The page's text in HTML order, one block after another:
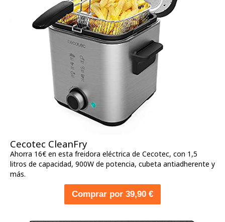
Cecotec CleanFry
Ahorra 16€ en esta freidora eléctrica de Cecotec, con 1,5
litros de capacidad, 900W de potencia, cubeta antiadherente y
más.
Comprar por 39,90 €